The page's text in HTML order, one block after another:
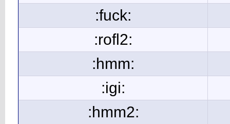
:fuck:
:rofl2:
:hmm:
:igi:
:hmm2: